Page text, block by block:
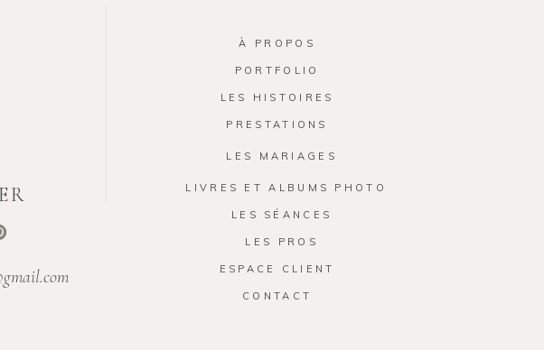
À PROPOS
PORTFOLIO
LES HISTOIRES
PRESTATIONS
LES MARIAGES
LIVRES ET ALBUMS PHOTO
LES SÉANCES
LES PROS
ESPACE CLIENT
CONTACT